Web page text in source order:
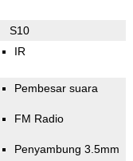
S10
IR
Pembesar suara
FM Radio
Penyambung 3.5mm